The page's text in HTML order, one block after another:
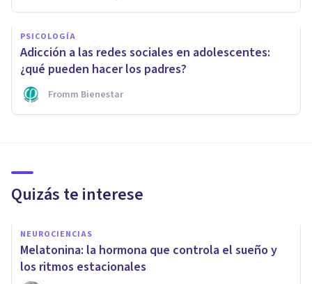
PSICOLOGÍA
Adicción a las redes sociales en adolescentes:
¿qué pueden hacer los padres?
Fromm Bienestar
Quizás te interese
NEUROCIENCIAS
​Melatonina: la hormona que controla el sueño y
los ritmos estacionales